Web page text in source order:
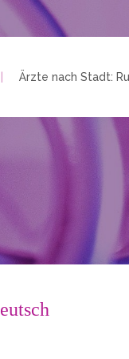
Ärzte nach Stadt: